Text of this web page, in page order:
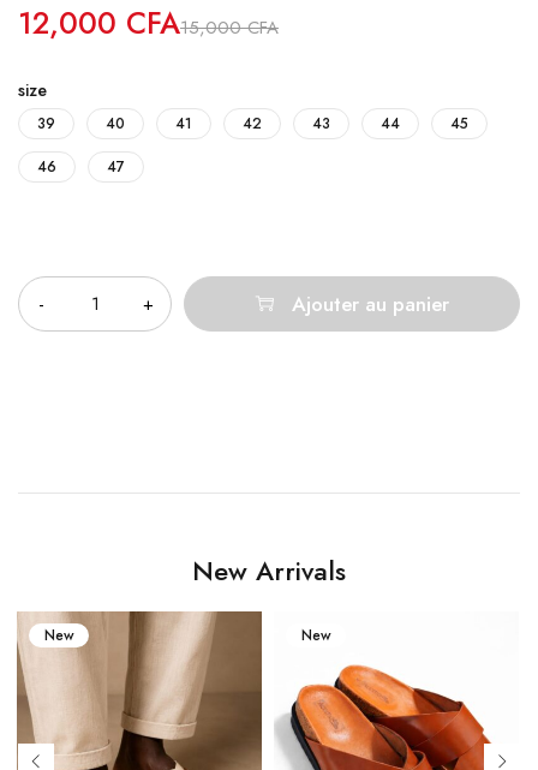
15,000CFA
12,000 CFA
size
39 40 41 42 43 44
45
46
47
Ajouter au panier
New Arrivals
New New